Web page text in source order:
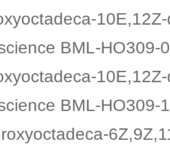
BML-HO309-
BML-HO309-